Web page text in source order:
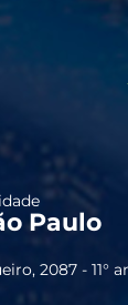
Paulo
2087 - 11°